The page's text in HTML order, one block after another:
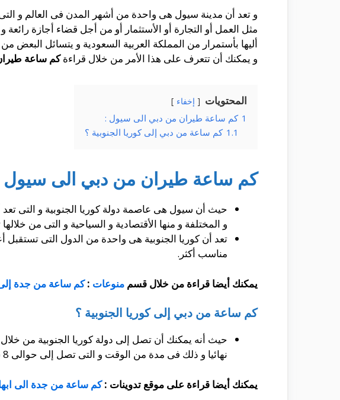
و تعد أن مدينة سيول هى واحدة من أشهر المدن فى العالم و
مثل العمل أو التجارة أو الأستثمار أو من أجل قضاء أجازة
أليها بأستمرار من المملكة العربية السعودية و يتسائل
و يمكنك أن تتعرف على هذا الأمر من خلال قراءةكم ساعة
المحتويات إخفاء
1 كم ساعة طيران من دبي الى سيول :
1.1 كم ساعة من دبي إلى كوريا الجنوبية ؟
كم ساعة طيران من دبي الى سيول
حيث أن سيول هى عاصمة دولة كوريا الجنوبية و التى تعد
و المختلفة و منها الأقتصادية و السياحية و التى من
تعد أن كوريا الجنوبية هى واحدة من الدول التى
مناسب أكثر.
يمكنك أيضا قراءة من خلال قسم منوعات :كم ساعة من جدة إلى
كم ساعة من دبي إلى كوريا الجنوبية ؟
حيث أنه يمكنك أن تصل إلى دولة كوريا الجنوبية من
نهائيا و ذلك فى مدة من الوقت و التى تصل إلى حوالى 8 ساعات و تقدر المسافة التى تقع بين البلدين بحوالى 6885 كيلو تقريباً.
يمكنك أيضا قراءة على موقع تدوينات :كم ساعة من جدة الى ابها